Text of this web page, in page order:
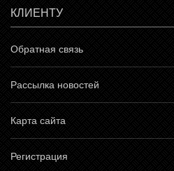
КЛИЕНТУ
Обратная связь
Рассылка новостей
Карта сайта
Регистрация